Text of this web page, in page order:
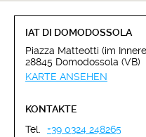
IAT DI DOMODOSSOLA
Piazza Matteotti (im
28845 Domodossola (VB)
KARTE ANSEHEN
KONTAKTE
Tel.
+39 0324 248265